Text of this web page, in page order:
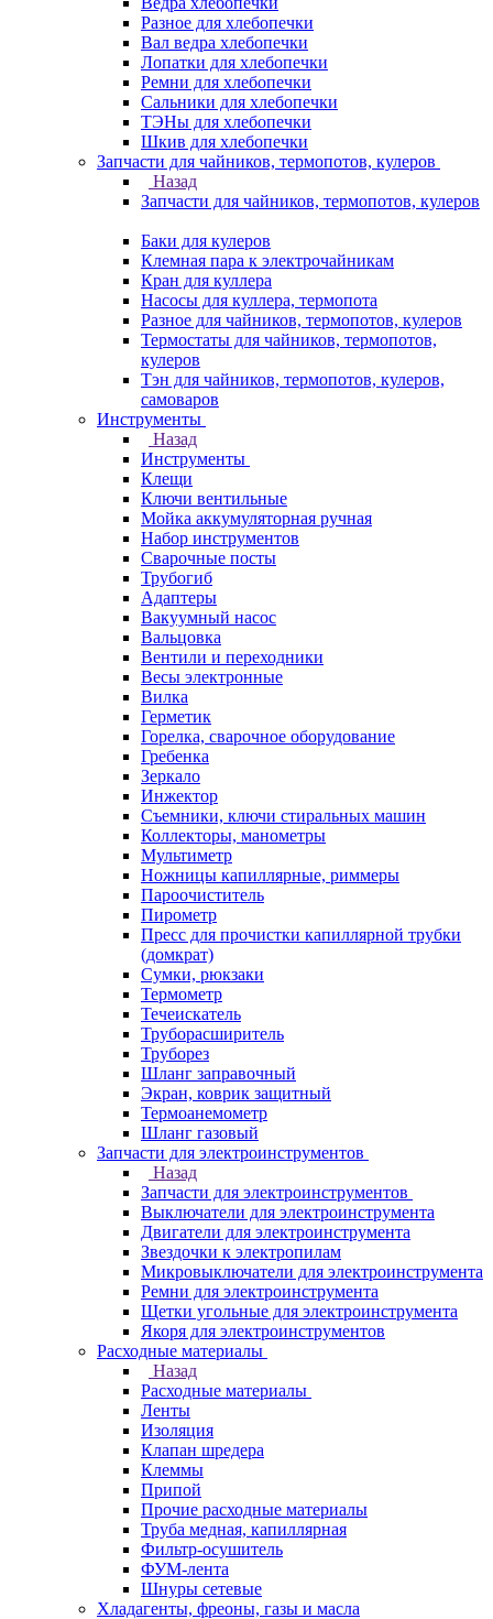
Разное для хлебопечки
Вал ведра хлебопечки
Лопатки для хлебопечки
Ремни для хлебопечки
Сальники для хлебопечки
ТЭНы для хлебопечки
Шкив для хлебопечки
Запчасти для чайников, термопотов, кулеров
Назад
Запчасти для чайников, термопотов, кулеров
Баки для кулеров
Клемная пара к электрочайникам
Кран для куллера
Насосы для куллера, термопота
Разное для чайников, термопотов, кулеров
Термостаты для чайников, термопотов,
кулеров
Тэн для чайников, термопотов, кулеров,
самоваров
Инструменты
Назад
Инструменты
Клещи
Ключи вентильные
Мойка аккумуляторная ручная
Набор инструментов
Сварочные посты
Трубогиб
Aдаптеры
Вакуумный насос
Вальцовка
Вентили и переходники
Весы электронные
Вилка
Герметик
Горелка, сварочное оборудование
Гребенка
Зеркало
Инжектор
Съемники, ключи стиральных машин
Коллекторы, манометры
Мультиметр
Ножницы капиллярные, риммеры
Пароочиститель
Пирометр
Пресс для прочистки капиллярной трубки
(домкрат)
Сумки, рюкзаки
Термометр
Течеискатель
Труборасширитель
Труборез
Шланг заправочный
Экран, коврик защитный
Термоанемометр
Шланг газовый
Запчасти для электроинструментов
Назад
Запчасти для электроинструментов
Выключатели для электроинструмента
Двигатели для электроинструмента
Звездочки к электропилам
Микровыключатели для электроинструмента
Ремни для электроинструмента
Щетки угольные для электроинструмента
Якоря для электроинструментов
Расходные материалы
Назад
Расходные материалы
Ленты
Изоляция
Клапан шредера
Клеммы
Припой
Прочие расходные материалы
Труба медная, капиллярная
Фильтр-осушитель
ФУМ-лента
Шнуры сетевые
Хладагенты, фреоны, газы и масла